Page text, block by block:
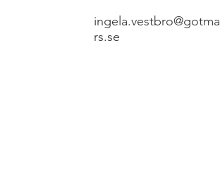
ingela.vestbro@gotma
rs.se